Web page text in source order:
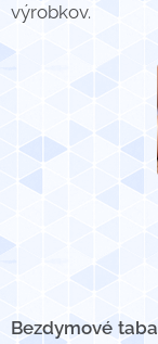
výrobkov.
Bezdymové